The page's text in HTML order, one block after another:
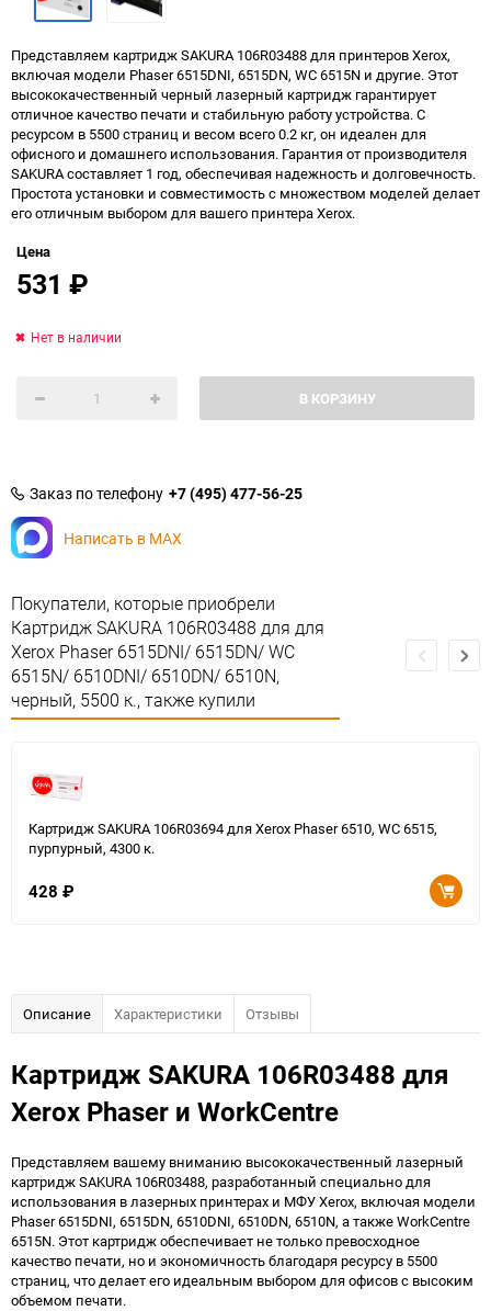
Представляем картридж SAKURA 106R03488 для принтеров Xerox,
включая модели Phaser 6515DNI, 6515DN, WC 6515N и другие. Этот
высококачественный черный лазерный картридж гарантирует
отличное качество печати и стабильную работу устройства. С
ресурсом в 5500 страниц и весом всего 0.2 кг, он идеален для
офисного и домашнего использования. Гарантия от производителя
SAKURA составляет 1 год, обеспечивая надежность и долговечность.
Простота установки и совместимость с множеством моделей делает
его отличным выбором для вашего принтера Xerox.
Цена
531 ₽
В КОРЗИНУ
Нет в наличии
Заказ по телефону +7 (495) 477-56-25
Написать в MAX
Покупатели, которые приобрели
Картридж SAKURA 106R03488 для для
Xerox Phaser 6515DNI/ 6515DN/ WC
6515N/ 6510DNI/ 6510DN/ 6510N,
черный, 5500 к., также купили
Картридж SAKURA 106R03694 для Xerox Phaser 6510, WC 6515,
пурпурный, 4300 к.
428 ₽
Описание Характеристики Отзывы
Картридж SAKURA 106R03488 для
Xerox Phaser и WorkCentre
Представляем вашему вниманию высококачественный лазерный
картридж SAKURA 106R03488, разработанный специально для
использования в лазерных принтерах и МФУ Xerox, включая модели
Phaser 6515DNI, 6515DN, 6510DNI, 6510DN, 6510N, а также WorkCentre
6515N. Этот картридж обеспечивает не только превосходное
качество печати, но и экономичность благодаря ресурсу в 5500
страниц, что делает его идеальным выбором для офисов с высоким
объемом печати.